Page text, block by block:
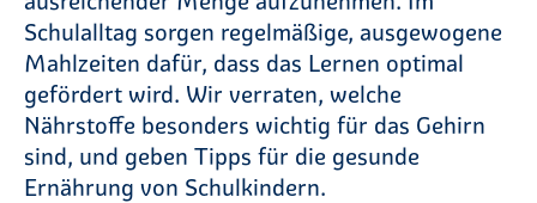
Schulalltag sorgen regelmäßige, ausgewogene
Mahlzeiten dafür, dass das Lernen optimal
gefördert wird. Wir verraten, welche
Nährstoffe besonders wichtig für das Gehirn
sind, und geben Tipps für die gesunde
Ernährung von Schulkindern.